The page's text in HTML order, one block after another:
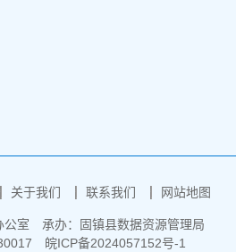
关于我们 联系我们 网站地图
公室
承办：固镇县数据资源管理局
皖ICP备2024057152号-1